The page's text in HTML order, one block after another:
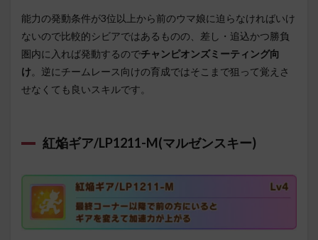
能力の発動条件が3位以上から前のウマ娘に迫らなければいけ
ないので比較的シビアではあるものの、差し・追込かつ勝負
圏内に入れば発動するのでチャンピオンズミーティング向
け。逆にチームレース向けの育成ではそこまで狙って覚えさ
せなくても良いスキルです。
紅焔ギア/LP1211-M(マルゼンスキー)